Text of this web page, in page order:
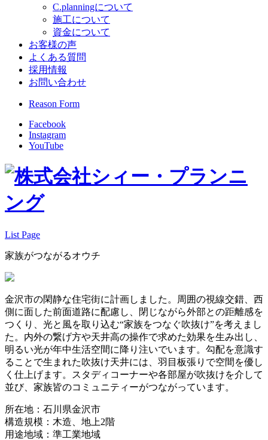
C.planningについて
施工について
資金について
お客様の声
よくある質問
採用情報
お問い合わせ
Reason Form
Facebook
Instagram
YouTube
List Page
家族がつながるオウチ
金沢市の閑静な住宅街に計画しました。周囲の視線交錯、西
側に面した前面道路に配慮し、閉じながら外部との距離感を
つくり、光と風を取り込む“家族をつなぐ吹抜け”を考えまし
た。内外の繋げ方や天井高の操作で求めた効果を生み出し、
明るい光が年中生活空間に降り注いでいます。勾配を意識す
ることで生まれた吹抜け天井には、羽目板張りで空間を優し
く仕上げます。スタディコーナーや各部屋が吹抜けを介して
並び、家族皆のコミュニティーがつながっています。
所在地：石川県金沢市
構造規模：木造、地上2階
用途地域：準工業地域